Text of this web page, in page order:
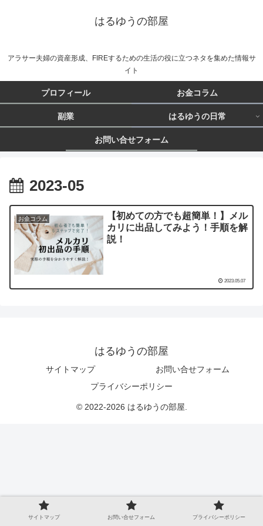
はるゆうの部屋
アラサー夫婦の資産形成、FIREするための生活の役に立つネタを集めた情報サ
イト
プロフィール お金コラム
副業 はるゆうの日常
お問い合せフォーム
2023-05
お金コラム
【初めての方でも超簡単！】メル
カリに出品してみよう！手順を解
説！
2023.05.07
はるゆうの部屋
サイトマップ
お問い合せフォーム
プライバシーポリシー
© 2022-2026 はるゆうの部屋.
サイトマップ お問い合せフォーム プライバシーポリシー